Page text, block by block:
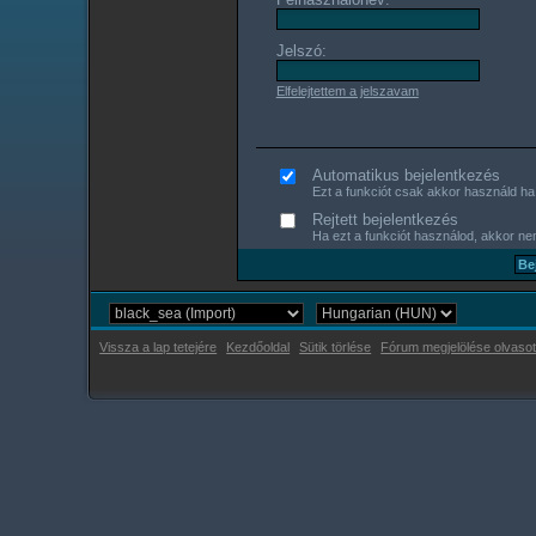
Jelszó:
Elfelejtettem a jelszavam
Automatikus bejelentkezés
Ezt a funkciót csak akkor használd
Rejtett bejelentkezés
Ha ezt a funkciót használod, akkor
Vissza a lap tetejére Kezdőoldal Sütik törlése Fórum megjelölése